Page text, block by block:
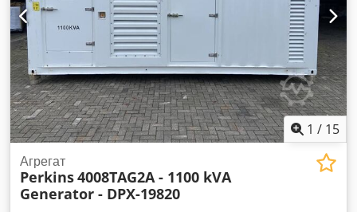
1 / 15
Агрегат
Perkins4008TAG2A - 1100 kVA
Generator - DPX-19820